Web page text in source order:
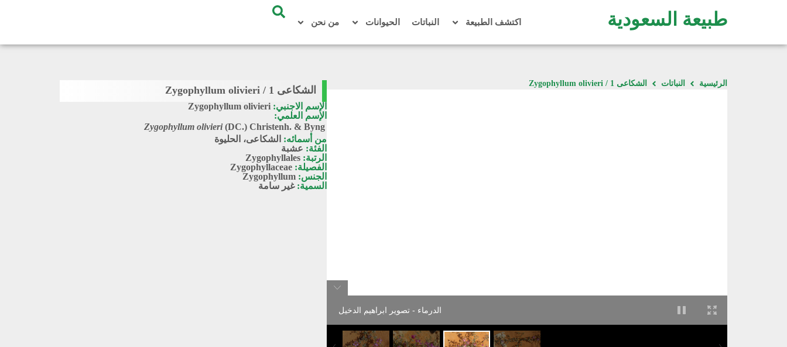
طبيعة السعودية اكتشف الطبيعة النباتات الحيوانات من نحن
الرئيسية النباتات الشكاعى 1 / Zygophyllum olivieri
الدرماء - تصوير ابراهيم الدخيل
الشكاعى 1 / Zygophyllum olivieri
الإسم الاجنبي: Zygophyllum olivieri
الإسم العلمي:
Zygophyllum olivieri (DC.) Christenh. & Byng
من أسمائه: الشكاعى، الحليوة
الفئة: عشبة
الرتبة: Zygophyllales
الفصيلة: Zygophyllaceae
الجنس: Zygophyllum
السمية:غير سامة